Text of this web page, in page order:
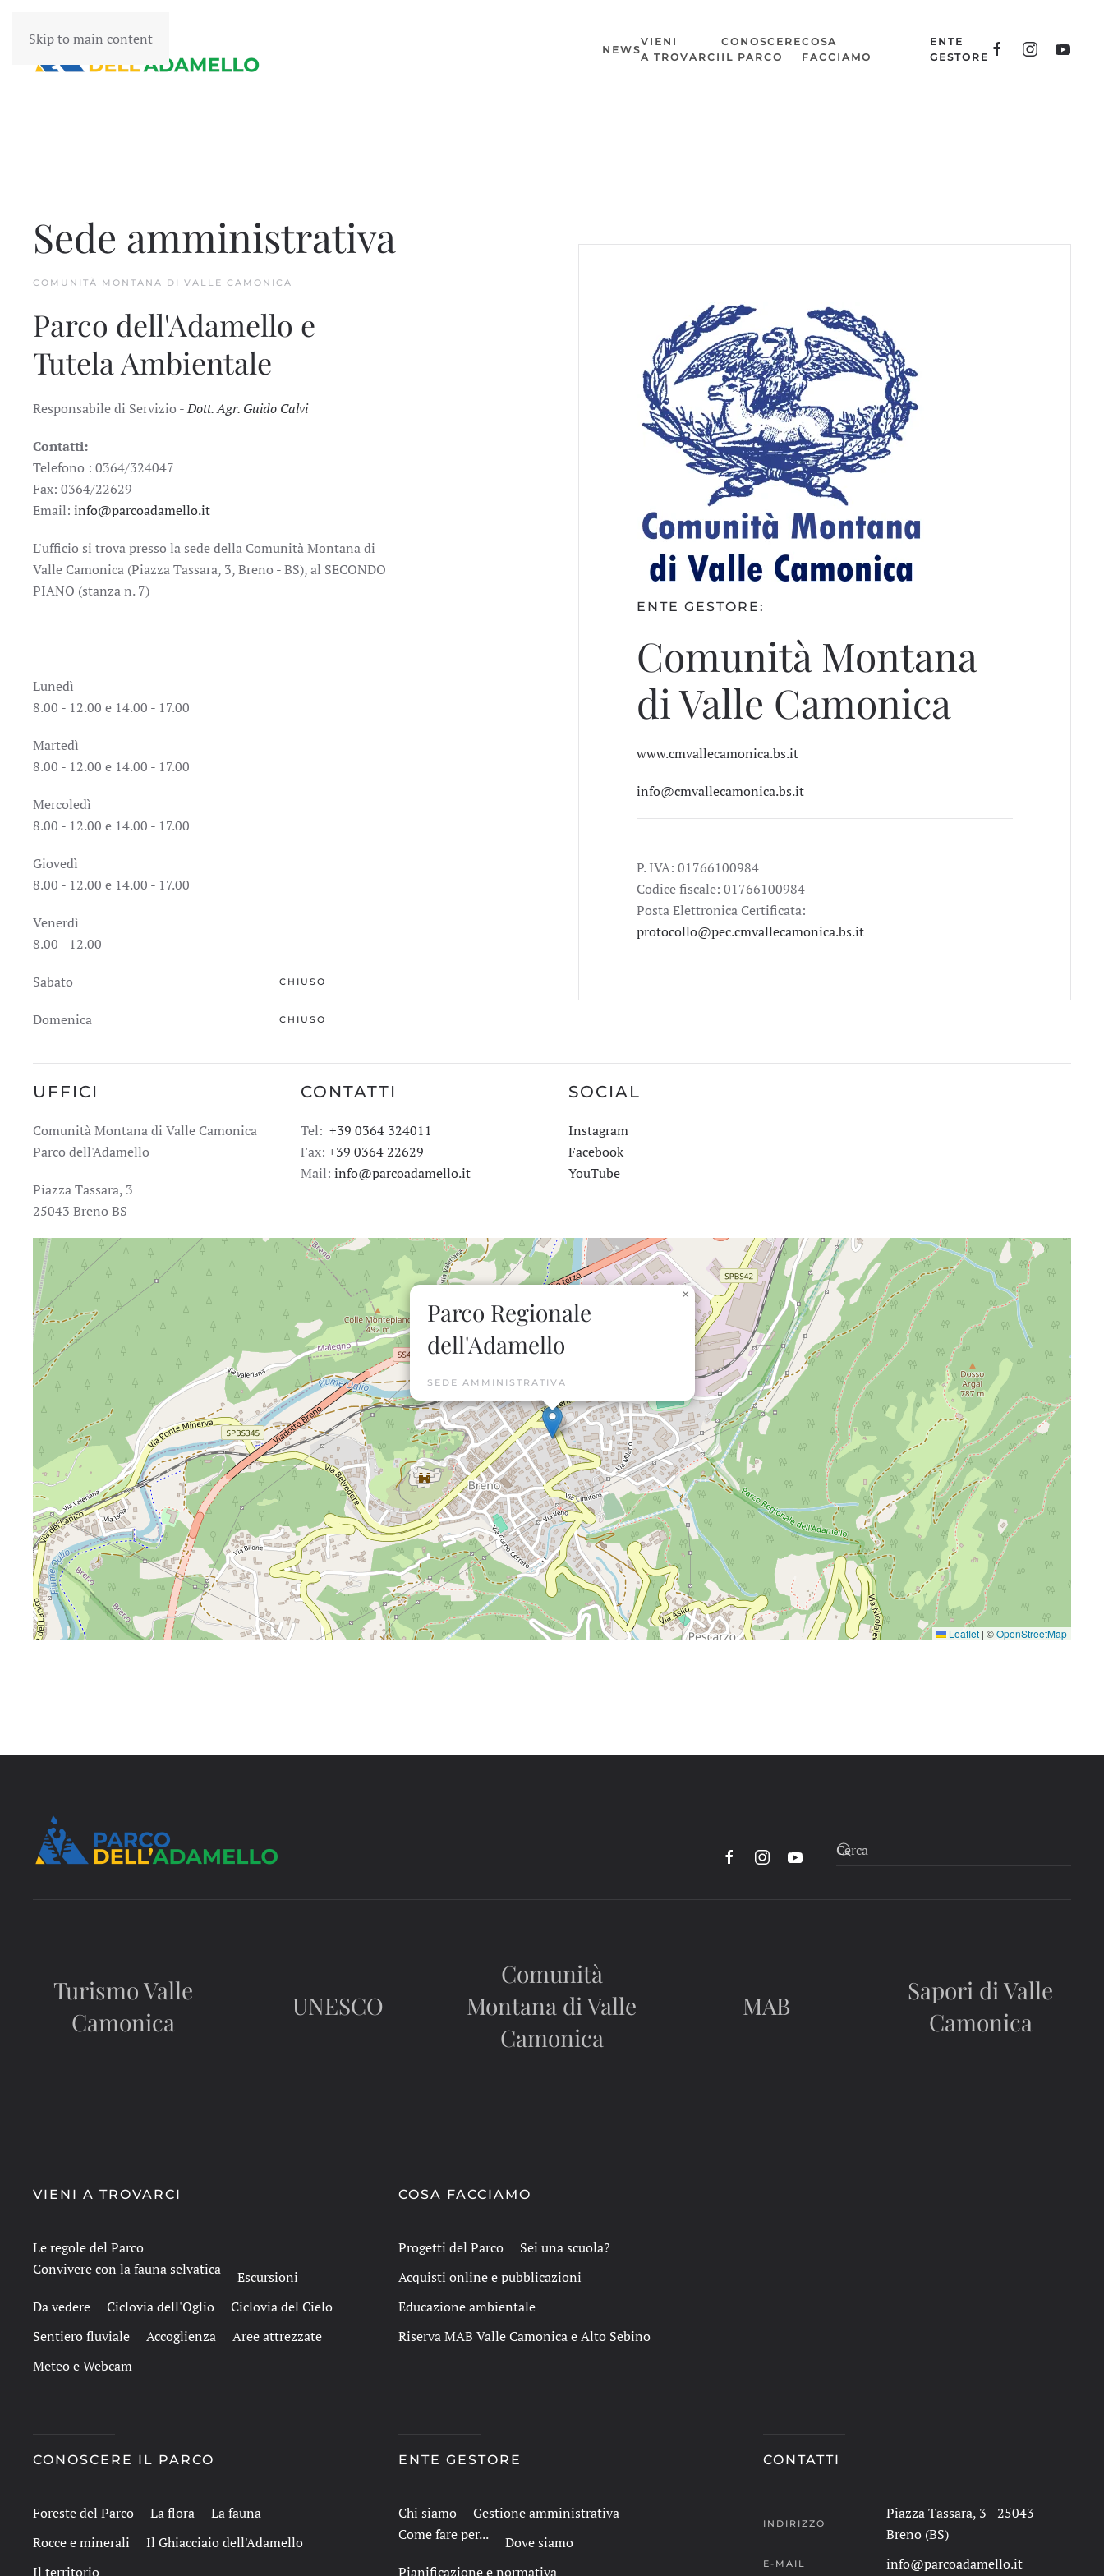
Skip to main content
NEWS
VIENI
A TROVARCI
CONOSCERE
IL PARCO
COSA
FACCIAMO
ENTE
GESTORE
Sede amministrativa
COMUNITÀ MONTANA DI VALLE CAMONICA
Parco dell'Adamello e
Tutela Ambientale
Responsabile di Servizio -Dott. Agr. Guido Calvi
Contatti:
Telefono : 0364/324047
Fax: 0364/22629
Email: info@parcoadamello.it
L'ufficio si trova presso la sede della Comunità Montana di
Valle Camonica (Piazza Tassara, 3, Breno - BS), al SECONDO
PIANO (stanza n. 7)
Lunedì
8.00 - 12.00 e 14.00 - 17.00
Martedì
8.00 - 12.00 e 14.00 - 17.00
Mercoledì
8.00 - 12.00 e 14.00 - 17.00
Giovedì
8.00 - 12.00 e 14.00 - 17.00
Venerdì
8.00 - 12.00
Sabato CHIUSO
Domenica CHIUSO
ENTE GESTORE:
Comunità Montana
di Valle Camonica
www.cmvallecamonica.bs.it
info@cmvallecamonica.bs.it
P. IVA: 01766100984
Codice fiscale: 01766100984
Posta Elettronica Certificata:
protocollo@pec.cmvallecamonica.bs.it
UFFICI
Comunità Montana di Valle Camonica
Parco dell'Adamello
Piazza Tassara, 3
25043 Breno BS
CONTATTI
Tel: +39 0364 324011
Fax: +39 0364 22629
Mail: info@parcoadamello.it
SOCIAL
Instagram
Facebook
YouTube
Parco Regionale
dell'Adamello
SEDE AMMINISTRATIVA
×
Leaflet | ©OpenStreetMap
Turismo Valle
Camonica
UNESCO
Comunità
Montana di Valle
Camonica
MAB
Sapori di Valle
Camonica
VIENI A TROVARCI
Le regole del Parco
Convivere con la fauna selvatica
Escursioni
Da vedere
Ciclovia dell'Oglio
Ciclovia del Cielo
Sentiero fluviale
Accoglienza
Aree attrezzate
Meteo e Webcam
COSA FACCIAMO
Progetti del Parco
Sei una scuola?
Acquisti online e pubblicazioni
Educazione ambientale
Riserva MAB Valle Camonica e Alto Sebino
CONOSCERE IL PARCO
Foreste del Parco La flora
La fauna
Rocce e minerali
Il Ghiacciaio dell'Adamello
Il territorio
ENTE GESTORE
Chi siamo
Gestione amministrativa
Come fare per...
Dove siamo
Pianificazione e normativa
CONTATTI
INDIRIZZO
Piazza Tassara, 3 - 25043
Breno (BS)
E-MAIL info@parcoadamello.it